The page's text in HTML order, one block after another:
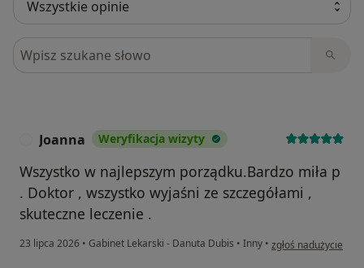
Szukaj w opiniach
Joanna Weryfikacja wizyty
Wszystko w najlepszym porządku.Bardzo miła p
. Doktor , wszystko wyjaśni ze szczegółami ,
skuteczne leczenie .
23 lipca 2026 • Gabinet Lekarski - Danuta Dubis • Inny • w opinii użytkownika
zgłoś nadużycie